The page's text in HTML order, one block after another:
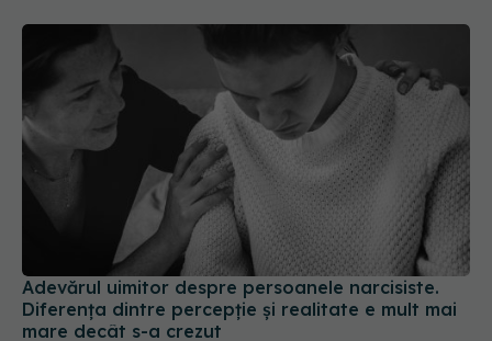
Adevărul uimitor despre persoanele narcisiste.
Diferența dintre percepție și realitate e mult mai
mare decât s-a crezut
07 mar 2025, 20:14